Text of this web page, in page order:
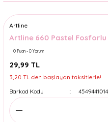
Artline
Artline 660 Pastel
0 Puan - 0 Yorum
29,99 TL
3,20 TL den başlayan taksitlerle!
Barkod Kodu